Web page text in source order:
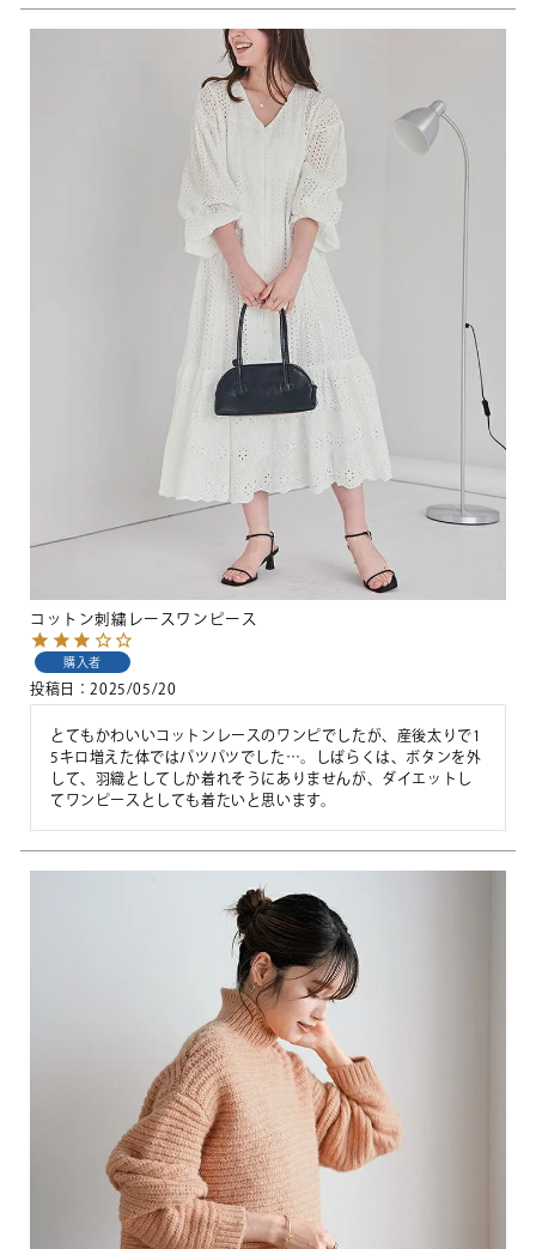
コットン刺繍レースワンピース
購入者
投稿日 2025/05/20
とてもかわいいコットンレースのワンピでしたが、産後太りで1
5キロ増えた体ではパツパツでした…。しばらくは、ボタンを外
して、羽織としてしか着れそうにありませんが、ダイエットし
てワンピースとしても着たいと思います。